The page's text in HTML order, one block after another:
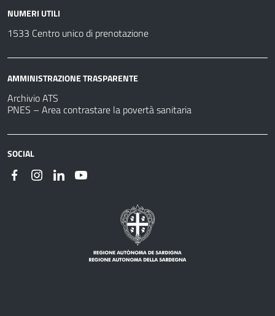
NUMERI UTILI
1533 Centro unico di prenotazione
AMMINISTRAZIONE TRASPARENTE
Archivio ATS
PNES – Area contrastare la povertà sanitaria
SOCIAL